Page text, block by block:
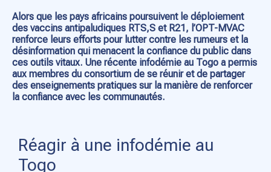
Alors que les pays africains poursuivent le déploiement
des vaccins antipaludiques RTS,S et R21, l’OPT-MVAC
renforce leurs efforts pour lutter contre les rumeurs et la
désinformation qui menacent la confiance du public dans
ces outils vitaux. Une récente infodémie au Togo a permis
aux membres du consortium de se réunir et de partager
des enseignements pratiques sur la manière de renforcer
la confiance avec les communautés.
Réagir à une infodémie au
Togo